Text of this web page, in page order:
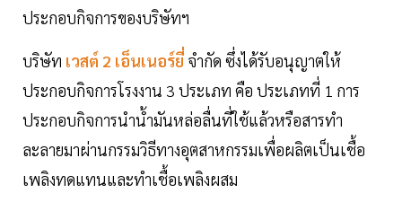
ประกอบกิจการของบริษัทฯ
บริษัท เวสต์ 2 เอ็นเนอร์ยี่ จำกัด ซึ่งได้รับอนุญาตให้
ประกอบกิจการโรงงาน 3 ประเภท คือ ประเภทที่ 1 การ
ประกอบกิจการนำน้ำมันหล่อลื่นที่ใช้แล้วหรือสารทำ
ละลายมาผ่านกรรมวิธีทางอุตสาหกรรมเพื่อผลิตเป็นเชื้อ
เพลิงทดแทนและทำเชื้อเพลิงผสม